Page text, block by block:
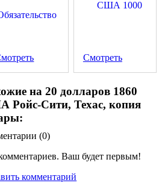
Смотреть
на 20 долларов 1860
Ройс-Сити, Техас, копия
(0)
Ваш будет первым!
комментарий